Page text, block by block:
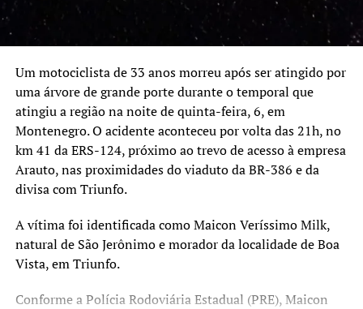
Canoas possui uma média mensal de 1 milhão de
passageiros de ônibus coletivo, e 160 mil de seletivo. O
contrato previsto na licitação é único nas modalidades de
transporte coletivo e seletivo na cidade de Canoas.
TÓPICOS RELACIONADOS:
A SEGUIR UP
Estudantes canoenses conquistam prêmios em Feira de
Ciência em SC
Canoas receberá verbas do Governo Estadual para a
segurança pública
Um motociclista de 33 anos morreu após ser atingido por
uma árvore de grande porte durante o temporal que
atingiu a região na noite de quinta-feira, 6, em
Montenegro. O acidente aconteceu por volta das 21h, no
km 41 da ERS-124, próximo ao trevo de acesso à empresa
Arauto, nas proximidades do viaduto da BR-386 e da
divisa com Triunfo.
A vítima foi identificada como Maicon Veríssimo Milk,
natural de São Jerônimo e morador da localidade de Boa
Vista, em Triunfo.
Conforme a Polícia Rodoviária Estadual (PRE), Maicon